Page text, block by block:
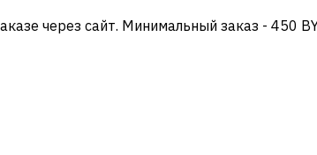
через сайт. Минимальный заказ - 450